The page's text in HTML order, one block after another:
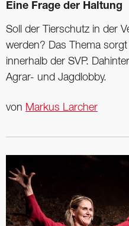
Eine Frage der Haltung
Soll der Tierschutz in der
werden? Das Thema
innerhalb der SVP.
Agrar- und Jagdlobby.
von Markus Larcher